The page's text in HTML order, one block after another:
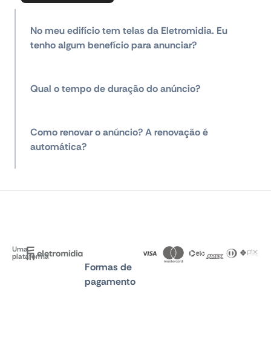
No meu edifício tem telas da Eletromidia. Eu
tenho algum benefício para anunciar?
Qual o tempo de duração do anúncio?
Como renovar o anúncio? A renovação é
automática?
Uma
plataforma
Formas de
pagamento